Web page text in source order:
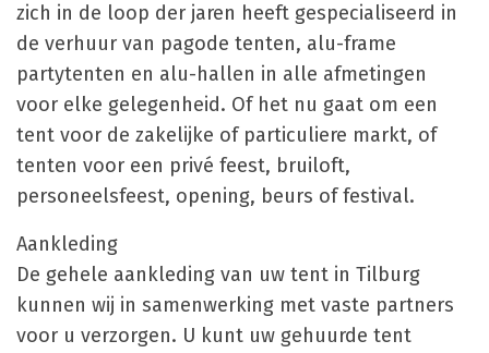
zich in de loop der jaren heeft gespecialiseerd in
de verhuur van pagode tenten, alu-frame
partytenten en alu-hallen in alle afmetingen
voor elke gelegenheid. Of het nu gaat om een
tent voor de zakelijke of particuliere markt, of
tenten voor een privé feest, bruiloft,
personeelsfeest, opening, beurs of festival.
Aankleding
De gehele aankleding van uw tent in Tilburg
kunnen wij in samenwerking met vaste partners
voor u verzorgen. U kunt uw gehuurde tent